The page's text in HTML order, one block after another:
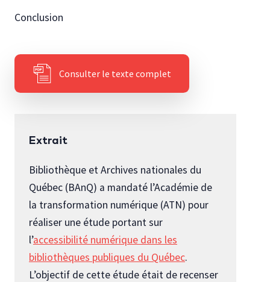
Extrait
Bibliothèque et Archives nationales du
Québec (BAnQ) a mandaté l’Académie de
la transformation numérique (ATN) pour
réaliser une étude portant sur
l’accessibilité numérique dans les
bibliothèques publiques du Québec.
L’objectif de cette étude était de recenser
Conclusion
Consulter le texte complet